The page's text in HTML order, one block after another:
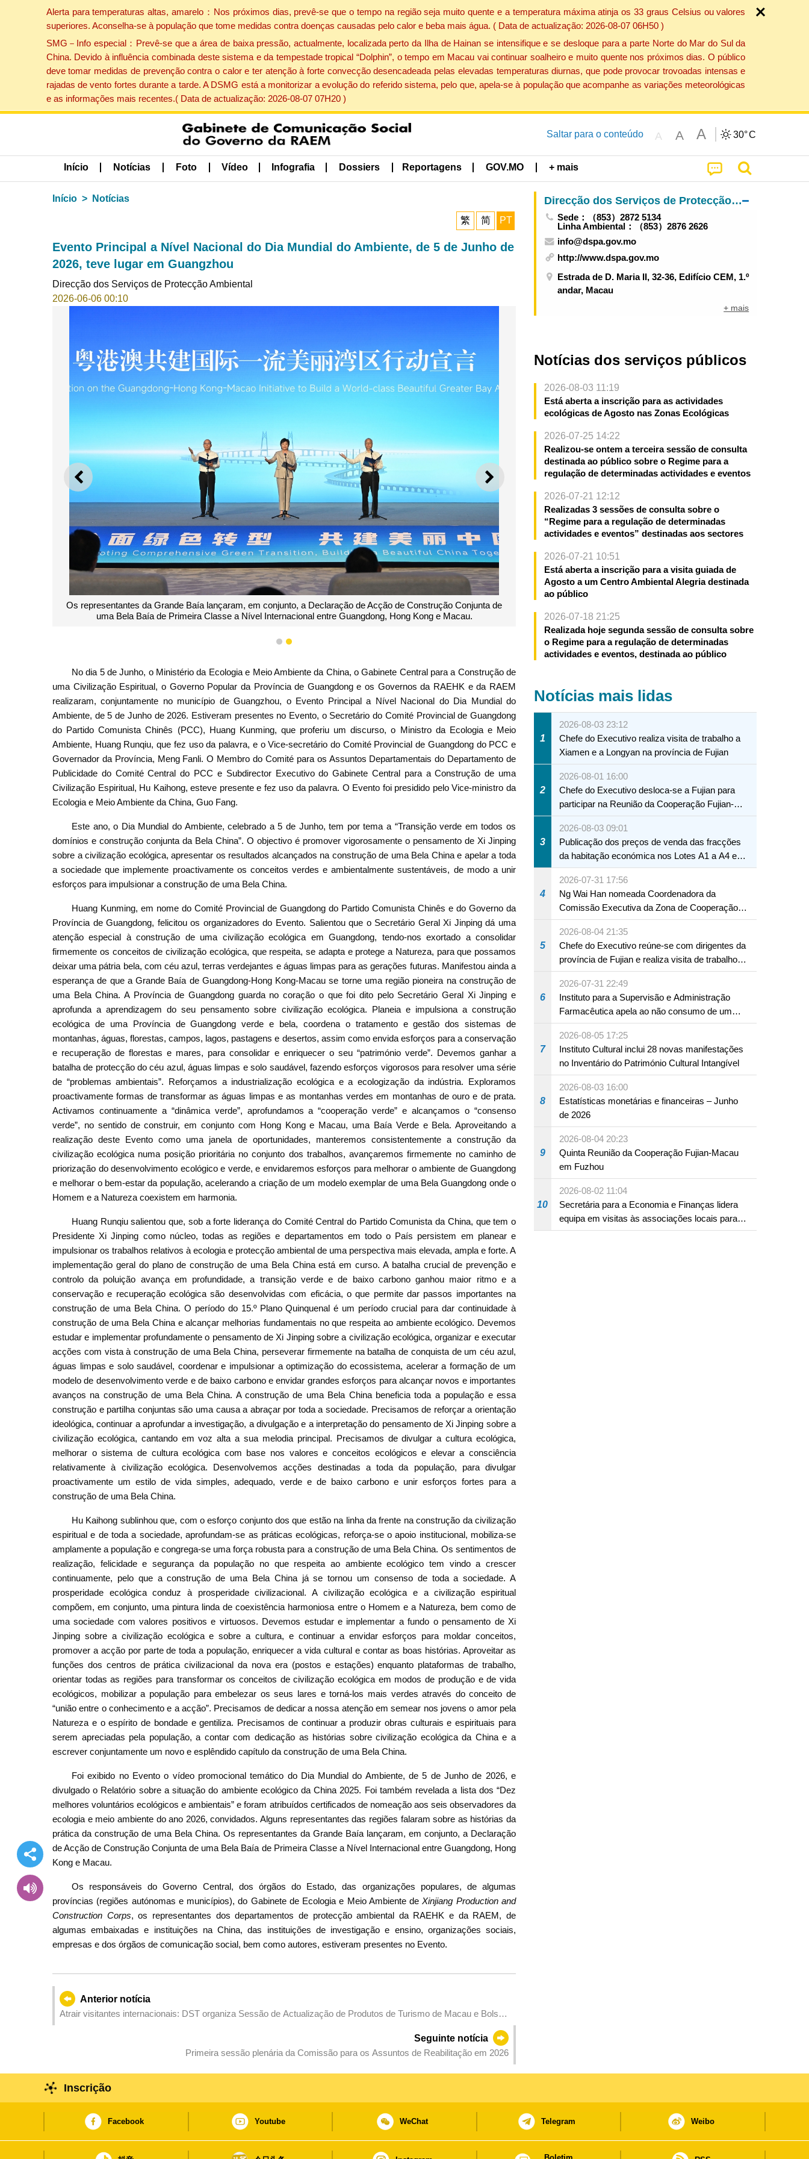
Alerta para temperaturas altas, amarelo：Nos próximos dias, prevê-se que o tempo na região seja muito quente e a temperatura máxima atinja os 33 graus Celsius ou valores
superiores. Aconselha-se à população que tome medidas contra doenças causadas pelo calor e beba mais água. ( Data de actualização: 2026-08-07 06H50 )
SMG－Info especial：Prevê-se que a área de baixa pressão, actualmente, localizada perto da Ilha de Hainan se intensifique e se desloque para a parte Norte do Mar do Sul da
China. Devido à influência combinada deste sistema e da tempestade tropical “Dolphin”, o tempo em Macau vai continuar soalheiro e muito quente nos próximos dias. O público
deve tomar medidas de prevenção contra o calor e ter atenção à forte convecção desencadeada pelas elevadas temperaturas diurnas, que pode provocar trovoadas intensas e
rajadas de vento fortes durante a tarde. A DSMG está a monitorizar a evolução do referido sistema, pelo que, apela-se à população que acompanhe as variações meteorológicas
e as informações mais recentes.( Data de actualização: 2026-08-07 07H20 )
Saltar para o conteúdo A A A 30°C
Início Notícias Foto Vídeo Infografia Dossiers Reportagens GOV.MO + mais
Início Notícias
繁 简 PT
Evento Principal a Nível Nacional do Dia Mundial do Ambiente, de 5 de Junho de
2026, teve lugar em Guangzhou
Direcção dos Serviços de Protecção Ambiental
2026-06-06 00:10
ANTERIOR SEGUINTE
Os representantes da Grande Baía lançaram, em conjunto, a Declaração de Acção de Construção Conjunta de
uma Bela Baía de Primeira Classe a Nível Internacional entre Guangdong, Hong Kong e Macau.
1 2
No dia 5 de Junho, o Ministério da Ecologia e Meio Ambiente da China, o Gabinete Central para a Construção de
uma Civilização Espiritual, o Governo Popular da Província de Guangdong e os Governos da RAEHK e da RAEM
realizaram, conjuntamente no município de Guangzhou, o Evento Principal a Nível Nacional do Dia Mundial do
Ambiente, de 5 de Junho de 2026. Estiveram presentes no Evento, o Secretário do Comité Provincial de Guangdong
do Partido Comunista Chinês (PCC), Huang Kunming, que proferiu um discurso, o Ministro da Ecologia e Meio
Ambiente, Huang Runqiu, que fez uso da palavra, e o Vice-secretário do Comité Provincial de Guangdong do PCC e
Governador da Província, Meng Fanli. O Membro do Comité para os Assuntos Departamentais do Departamento de
Publicidade do Comité Central do PCC e Subdirector Executivo do Gabinete Central para a Construção de uma
Civilização Espiritual, Hu Kaihong, esteve presente e fez uso da palavra. O Evento foi presidido pelo Vice-ministro da
Ecologia e Meio Ambiente da China, Guo Fang.
Este ano, o Dia Mundial do Ambiente, celebrado a 5 de Junho, tem por tema a “Transição verde em todos os
domínios e construção conjunta da Bela China”. O objectivo é promover vigorosamente o pensamento de Xi Jinping
sobre a civilização ecológica, apresentar os resultados alcançados na construção de uma Bela China e apelar a toda
a sociedade que implemente proactivamente os conceitos verdes e ambientalmente sustentáveis, de modo a unir
esforços para impulsionar a construção de uma Bela China.
Huang Kunming, em nome do Comité Provincial de Guangdong do Partido Comunista Chinês e do Governo da
Província de Guangdong, felicitou os organizadores do Evento. Salientou que o Secretário Geral Xi Jinping dá uma
atenção especial à construção de uma civilização ecológica em Guangdong, tendo-nos exortado a consolidar
firmemente os conceitos de civilização ecológica, que respeita, se adapta e protege a Natureza, para que possamos
deixar uma pátria bela, com céu azul, terras verdejantes e águas limpas para as gerações futuras. Manifestou ainda a
esperança de que a Grande Baía de Guangdong-Hong Kong-Macau se torne uma região pioneira na construção de
uma Bela China. A Província de Guangdong guarda no coração o que foi dito pelo Secretário Geral Xi Jinping e
aprofunda a aprendizagem do seu pensamento sobre civilização ecológica. Planeia e impulsiona a construção
ecológica de uma Província de Guangdong verde e bela, coordena o tratamento e gestão dos sistemas de
montanhas, águas, florestas, campos, lagos, pastagens e desertos, assim como envida esforços para a conservação
e recuperação de florestas e mares, para consolidar e enriquecer o seu “património verde”. Devemos ganhar a
batalha de protecção do céu azul, águas limpas e solo saudável, fazendo esforços vigorosos para resolver uma série
de “problemas ambientais”. Reforçamos a industrialização ecológica e a ecologização da indústria. Exploramos
proactivamente formas de transformar as águas limpas e as montanhas verdes em montanhas de ouro e de prata.
Activamos continuamente a “dinâmica verde”, aprofundamos a “cooperação verde” e alcançamos o “consenso
verde”, no sentido de construir, em conjunto com Hong Kong e Macau, uma Baía Verde e Bela. Aproveitando a
realização deste Evento como uma janela de oportunidades, manteremos consistentemente a construção da
civilização ecológica numa posição prioritária no conjunto dos trabalhos, avançaremos firmemente no caminho de
priorização do desenvolvimento ecológico e verde, e envidaremos esforços para melhorar o ambiente de Guangdong
e melhorar o bem-estar da população, acelerando a criação de um modelo exemplar de uma Bela Guangdong onde o
Homem e a Natureza coexistem em harmonia.
Huang Runqiu salientou que, sob a forte liderança do Comité Central do Partido Comunista da China, que tem o
Presidente Xi Jinping como núcleo, todas as regiões e departamentos em todo o País persistem em planear e
impulsionar os trabalhos relativos à ecologia e protecção ambiental de uma perspectiva mais elevada, ampla e forte. A
implementação geral do plano de construção de uma Bela China está em curso. A batalha crucial de prevenção e
controlo da poluição avança em profundidade, a transição verde e de baixo carbono ganhou maior ritmo e a
conservação e recuperação ecológica são desenvolvidas com eficácia, o que permite dar passos importantes na
construção de uma Bela China. O período do 15.º Plano Quinquenal é um período crucial para dar continuidade à
construção de uma Bela China e alcançar melhorias fundamentais no que respeita ao ambiente ecológico. Devemos
estudar e implementar profundamente o pensamento de Xi Jinping sobre a civilização ecológica, organizar e executar
acções com vista à construção de uma Bela China, perseverar firmemente na batalha de conquista de um céu azul,
águas limpas e solo saudável, coordenar e impulsionar a optimização do ecossistema, acelerar a formação de um
modelo de desenvolvimento verde e de baixo carbono e envidar grandes esforços para alcançar novos e importantes
avanços na construção de uma Bela China. A construção de uma Bela China beneficia toda a população e essa
construção e partilha conjuntas são uma causa a abraçar por toda a sociedade. Precisamos de reforçar a orientação
ideológica, continuar a aprofundar a investigação, a divulgação e a interpretação do pensamento de Xi Jinping sobre a
civilização ecológica, cantando em voz alta a sua melodia principal. Precisamos de divulgar a cultura ecológica,
melhorar o sistema de cultura ecológica com base nos valores e conceitos ecológicos e elevar a consciência
relativamente à civilização ecológica. Desenvolvemos acções destinadas a toda da população, para divulgar
proactivamente um estilo de vida simples, adequado, verde e de baixo carbono e unir esforços fortes para a
construção de uma Bela China.
Hu Kaihong sublinhou que, com o esforço conjunto dos que estão na linha da frente na construção da civilização
espiritual e de toda a sociedade, aprofundam-se as práticas ecológicas, reforça-se o apoio institucional, mobiliza-se
amplamente a população e congrega-se uma força robusta para a construção de uma Bela China. Os sentimentos de
realização, felicidade e segurança da população no que respeita ao ambiente ecológico tem vindo a crescer
continuamente, pelo que a construção de uma Bela China já se tornou um consenso de toda a sociedade. A
prosperidade ecológica conduz à prosperidade civilizacional. A civilização ecológica e a civilização espiritual
compõem, em conjunto, uma pintura linda de coexistência harmoniosa entre o Homem e a Natureza, bem como de
uma sociedade com valores positivos e virtuosos. Devemos estudar e implementar a fundo o pensamento de Xi
Jinping sobre a civilização ecológica e sobre a cultura, e continuar a envidar esforços para moldar conceitos,
promover a acção por parte de toda a população, enriquecer a vida cultural e contar as boas histórias. Aproveitar as
funções dos centros de prática civilizacional da nova era (postos e estações) enquanto plataformas de trabalho,
orientar todas as regiões para transformar os conceitos de civilização ecológica em modos de produção e de vida
ecológicos, mobilizar a população para embelezar os seus lares e torná-los mais verdes através do conceito de
“união entre o conhecimento e a acção”. Precisamos de dedicar a nossa atenção em semear nos jovens o amor pela
Natureza e o espírito de bondade e gentiliza. Precisamos de continuar a produzir obras culturais e espirituais para
serem apreciadas pela população, a contar com dedicação as histórias sobre civilização ecológica da China e a
escrever conjuntamente um novo e esplêndido capítulo da construção de uma Bela China.
Foi exibido no Evento o vídeo promocional temático do Dia Mundial do Ambiente, de 5 de Junho de 2026, e
divulgado o Relatório sobre a situação do ambiente ecológico da China 2025. Foi também revelada a lista dos “Dez
melhores voluntários ecológicos e ambientais” e foram atribuídos certificados de nomeação aos seis observadores da
ecologia e meio ambiente do ano 2026, convidados. Alguns representantes das regiões falaram sobre as histórias da
prática da construção de uma Bela China. Os representantes da Grande Baía lançaram, em conjunto, a Declaração
de Acção de Construção Conjunta de uma Bela Baía de Primeira Classe a Nível Internacional entre Guangdong, Hong
Kong e Macau.
Os responsáveis do Governo Central, dos órgãos do Estado, das organizações populares, de algumas
províncias (regiões autónomas e municípios), do Gabinete de Ecologia e Meio Ambiente deXinjiang Production and
Construction Corps, os representantes dos departamentos de protecção ambiental da RAEHK e da RAEM, de
algumas embaixadas e instituições na China, das instituições de investigação e ensino, organizações sociais,
empresas e dos órgãos de comunicação social, bem como autores, estiveram presentes no Evento.
Anterior notícia
Atrair visitantes internacionais: DST organiza Sessão de Actualização de Produtos de Turismo de Macau e Bolsa
Seguinte notícia
Primeira sessão plenária da Comissão para os Assuntos de Reabilitação em 2026
Direcção dos Serviços de Protecção Ambiental
Sede：（853）2872 5134
Linha Ambiental：（853）2876 2626
info@dspa.gov.mo
http://www.dspa.gov.mo
Estrada de D. Maria II, 32-36, Edifício CEM, 1.º
andar, Macau
+ mais
Notícias dos serviços públicos
2026-08-03 11:19
Está aberta a inscrição para as actividades
ecológicas de Agosto nas Zonas Ecológicas
2026-07-25 14:22
Realizou-se ontem a terceira sessão de consulta
destinada ao público sobre o Regime para a
regulação de determinadas actividades e eventos
2026-07-21 12:12
Realizadas 3 sessões de consulta sobre o
“Regime para a regulação de determinadas
actividades e eventos” destinadas aos sectores
2026-07-21 10:51
Está aberta a inscrição para a visita guiada de
Agosto a um Centro Ambiental Alegria destinada
ao público
2026-07-18 21:25
Realizada hoje segunda sessão de consulta sobre
o Regime para a regulação de determinadas
actividades e eventos, destinada ao público
Notícias mais lidas
1
2026-08-03 23:12
Chefe do Executivo realiza visita de trabalho a
Xiamen e a Longyan na província de Fujian
2
2026-08-01 16:00
Chefe do Executivo desloca-se a Fujian para
participar na Reunião da Cooperação Fujian-
Macau
3
2026-08-03 09:01
Publicação dos preços de venda das fracções
da habitação económica nos Lotes A1 a A4 e
A12 da Zona A dos Novos Aterros
4
2026-07-31 17:56
Ng Wai Han nomeada Coordenadora da
Comissão Executiva da Zona de Cooperação
Aprofundada entre Guangdong e Macau em
Hengqin
5
2026-08-04 21:35
Chefe do Executivo reúne-se com dirigentes da
província de Fujian e realiza visita de trabalho
em Fuzhou
6
2026-07-31 22:49
Instituto para a Supervisão e Administração
Farmacêutica apela ao não consumo de um
produto com substâncias medicamentosas
ocidentais
7
2026-08-05 17:25
Instituto Cultural inclui 28 novas manifestações
no Inventário do Património Cultural Intangível
8
2026-08-03 16:00
Estatísticas monetárias e financeiras – Junho
de 2026
9
2026-08-04 20:23
Quinta Reunião da Cooperação Fujian-Macau
em Fuzhou
10
2026-08-02 11:04
Secretária para a Economia e Finanças lidera
equipa em visitas às associações locais para
consolidar consensos e promover os trabalhos
Inscrição
Facebook Youtube WeChat Telegram Weibo